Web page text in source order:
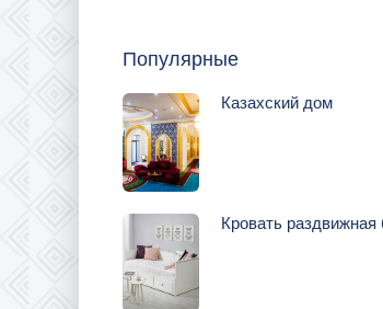
Популярные
Казахский дом
Кровать раздвижная